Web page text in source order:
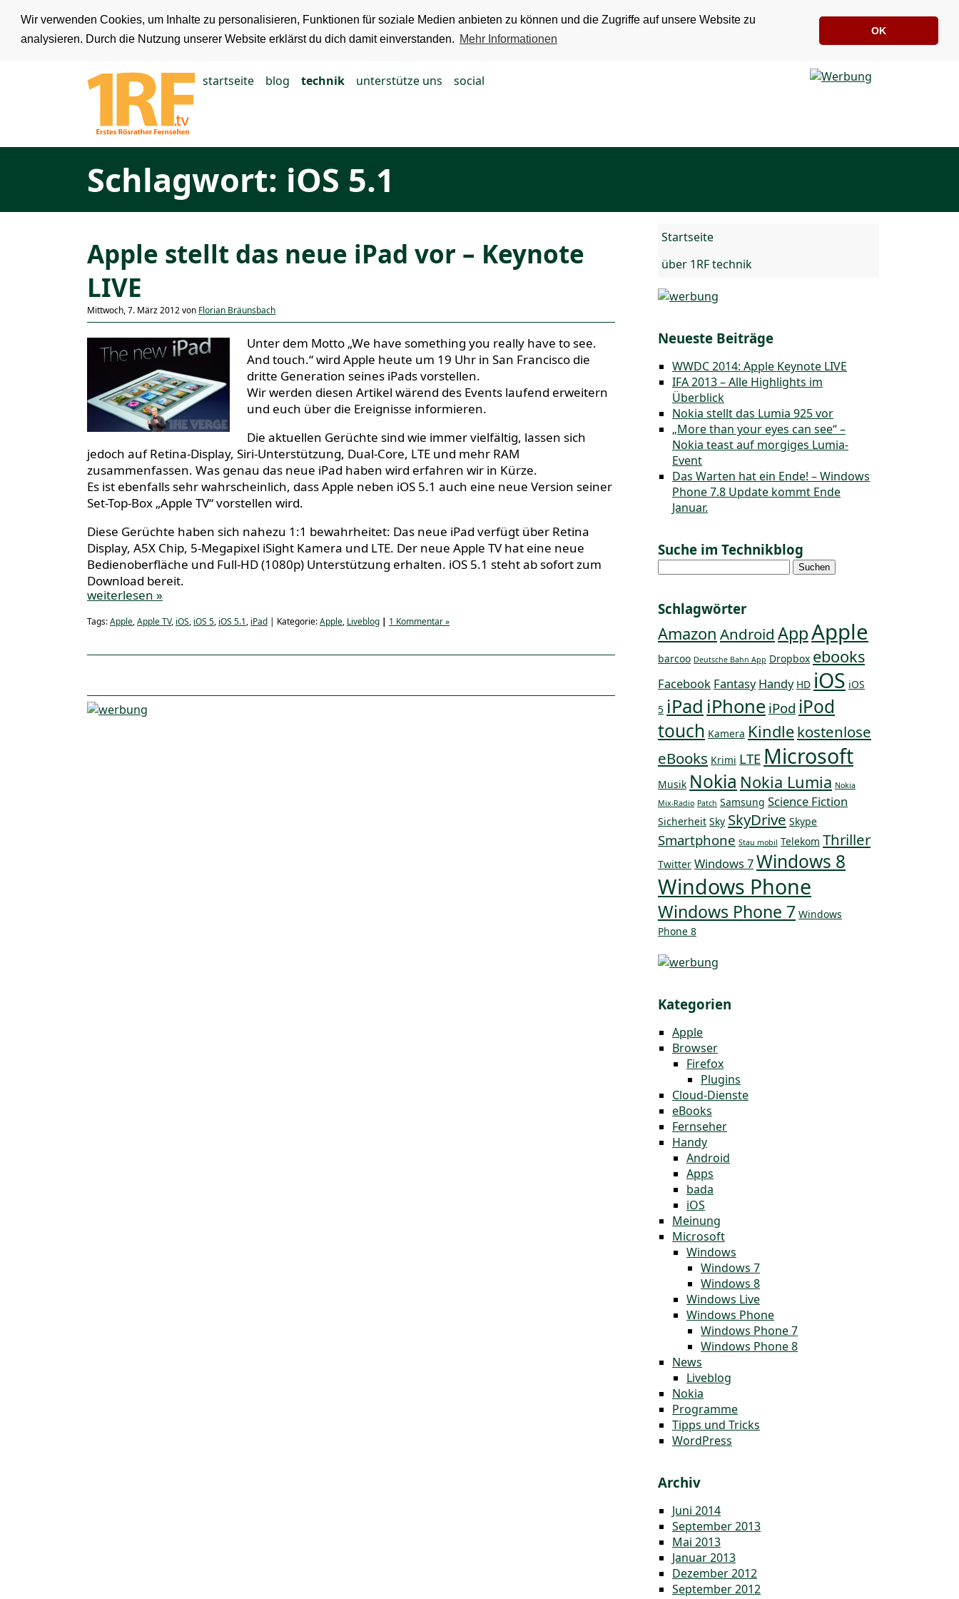
Wir verwenden Cookies, um Inhalte zu personalisieren, Funktionen für soziale Medien anbieten zu können und die Zugriffe auf unsere Website zu
analysieren. Durch die Nutzung unserer Website erklärst du dich damit einverstanden. Mehr Informationen
OK
startseite blog technik unterstütze uns social
Schlagwort: iOS 5.1
Startseite
über 1RF technik
Neueste Beiträge
WWDC 2014: Apple Keynote LIVE
IFA 2013 – Alle Highlights im
Überblick
Nokia stellt das Lumia 925 vor
„More than your eyes can see“ –
Nokia teast auf morgiges Lumia-
Event
Das Warten hat ein Ende! – Windows
Phone 7.8 Update kommt Ende
Januar.
Suche im Technikblog
Suchen
Schlagwörter
Amazon Android AppApple
barcoo Deutsche Bahn App Dropbox ebooks
Facebook Fantasy Handy HD iOS iOS
5 iPad iPhone iPod iPod
touch Kamera Kindlekostenlose
eBooks Krimi LTE Microsoft
Musik Nokia Nokia Lumia Nokia
Mix-Radio Patch Samsung Science Fiction
Sicherheit Sky SkyDrive Skype
Smartphone Stau mobil Telekom Thriller
Twitter Windows 7Windows 8
Windows Phone
Windows Phone 7 Windows
Phone 8
Kategorien
Apple
Browser
Firefox
Plugins
Cloud-Dienste
eBooks
Fernseher
Handy
Android
Apps
bada
iOS
Meinung
Microsoft
Windows
Windows 7
Windows 8
Windows Live
Windows Phone
Windows Phone 7
Windows Phone 8
News
Liveblog
Nokia
Programme
Tipps und Tricks
WordPress
Archiv
Juni 2014
September 2013
Mai 2013
Januar 2013
Dezember 2012
September 2012
Apple stellt das neue iPad vor – Keynote
LIVE
Mittwoch, 7. März 2012 von Florian Bräunsbach
Unter dem Motto „We have something you really have to see.
And touch.“ wird Apple heute um 19 Uhr in San Francisco die
dritte Generation seines iPads vorstellen.
Wir werden diesen Artikel wärend des Events laufend erweitern
und euch über die Ereignisse informieren.
Die aktuellen Gerüchte sind wie immer vielfältig, lassen sich
jedoch auf Retina-Display, Siri-Unterstützung, Dual-Core, LTE und mehr RAM
zusammenfassen. Was genau das neue iPad haben wird erfahren wir in Kürze.
Es ist ebenfalls sehr wahrscheinlich, dass Apple neben iOS 5.1 auch eine neue Version seiner
Set-Top-Box „Apple TV“ vorstellen wird.
Diese Gerüchte haben sich nahezu 1:1 bewahrheitet: Das neue iPad verfügt über Retina
Display, A5X Chip, 5-Megapixel iSight Kamera und LTE. Der neue Apple TV hat eine neue
Bedienoberfläche und Full-HD (1080p) Unterstützung erhalten. iOS 5.1 steht ab sofort zum
Download bereit.
weiterlesen »
Tags:Apple,Apple TV, iOS, iOS 5, iOS 5.1, iPad | Kategorie:Apple, Liveblog | 1 Kommentar »